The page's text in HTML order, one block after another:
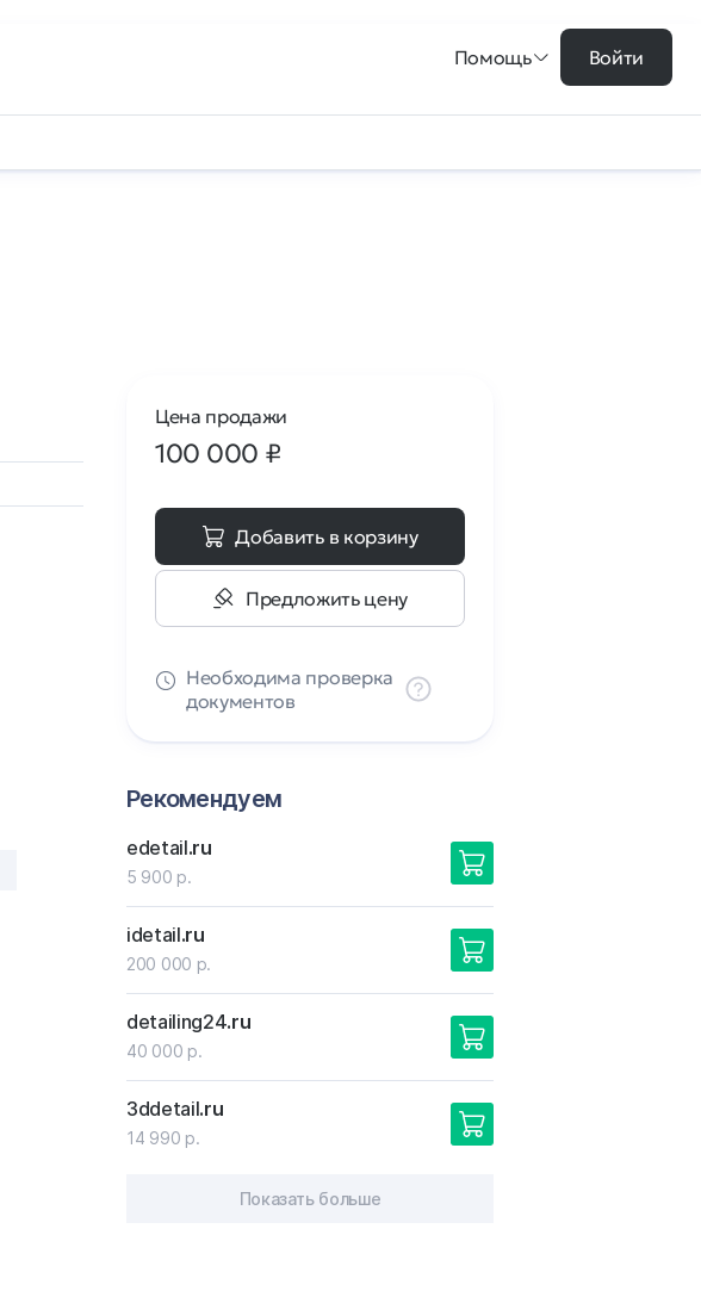
Помощь Войти
Цена продажи
100 000 ₽
Добавить в корзину
Предложить цену
Необходима проверка
документов
Рекомендуем
edetail.ru
5 900 р.
idetail.ru
200 000 р.
detailing24.ru
40 000 р.
3ddetail.ru
14 990 р.
Показать больше